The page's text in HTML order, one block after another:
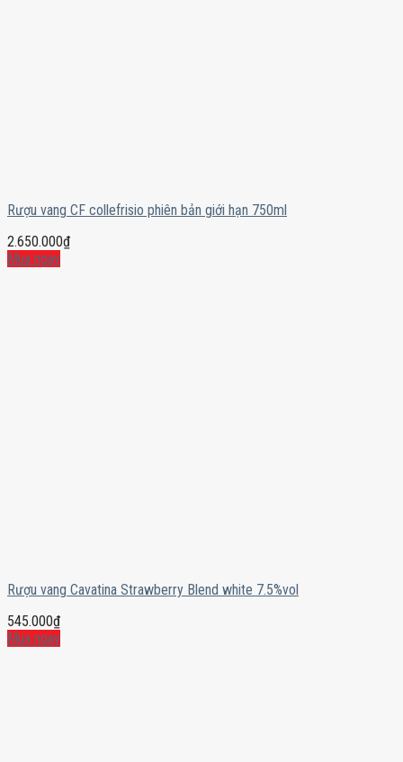
Rượu vang CF collefrisio phiên bản giới hạn 750ml
2.650.000₫
Mua ngay
Rượu vang Cavatina Strawberry Blend white 7.5%vol
545.000₫
Mua ngay